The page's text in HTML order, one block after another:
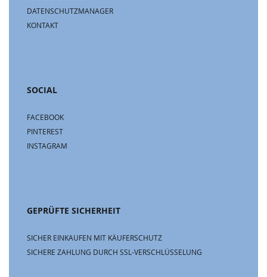
DATENSCHUTZMANAGER
KONTAKT
SOCIAL
FACEBOOK
PINTEREST
INSTAGRAM
GEPRÜFTE SICHERHEIT
SICHER EINKAUFEN MIT KÄUFERSCHUTZ
SICHERE ZAHLUNG DURCH SSL-VERSCHLÜSSELUNG